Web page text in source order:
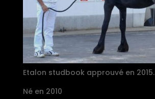
Etalon studbook approuvé en 2015.
Né en 2010